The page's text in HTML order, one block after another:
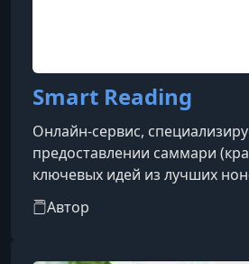
Smart Reading
Онлайн-сервис,
предоставлении саммари
ключевых идей из лучших
Основанный Михаилом
совладельцем издательства
Автор